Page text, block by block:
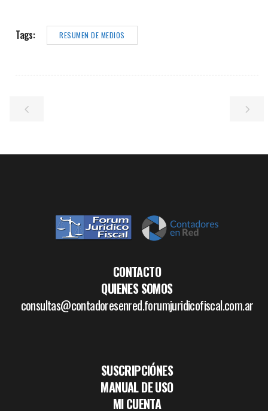
Tags: RESUMEN DE MEDIOS
CONTACTO
QUIENES SOMOS
consultas@contadoresenred.forumjuridicofiscal.com.ar
SUSCRIPCIÓNES
MANUAL DE USO
MI CUENTA